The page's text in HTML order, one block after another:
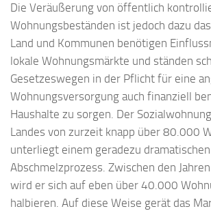
Die Veräußerung von öffentlich
Wohnungsbeständen ist jedoch dazu
Land und Kommunen benötigen
lokale Wohnungsmärkte und ständen
Gesetzeswegen in der Pflicht für eine
Wohnungsversorgung auch finanziell
Haushalte zu sorgen. Der
Landes von zurzeit knapp über 80.000
unterliegt einem geradezu dramatischen
Abschmelzprozess. Zwischen den
wird er sich auf eben über 40.000
halbieren. Auf diese Weise gerät das